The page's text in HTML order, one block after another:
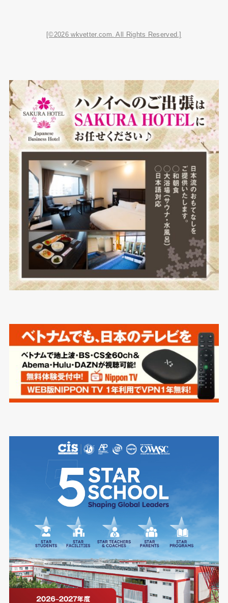
[©2026 wkvetter.com. All Rights Reserved.]